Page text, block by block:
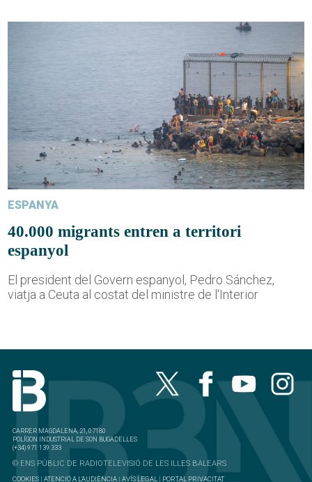
ESPANYA
40.000 migrants entren a territori
espanyol
El president del Govern espanyol, Pedro Sánchez,
viatja a Ceuta al costat del ministre de l'Interior
CARRER MAGDALENA, 21, 07180
POLÍGON INDUSTRIAL DE SON BUGADELLES
(+34) 971 139 333
© ENS PÚBLIC DE RADIOTELEVISIÓ DE LES ILLES BALEARS
COOKIES |ATENCIÓ A L'AUDIÈNCIA |AVÍS LEGAL | PORTAL PRIVACITAT